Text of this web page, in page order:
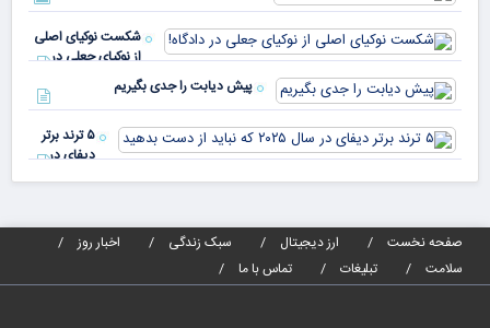
شکست نوکیای اصلی
از نوکیای جعلی در
دادگاه!
پیش دیابت را جدی بگیریم
۵ ترند برتر
دیفای در
صفحه نخست
ارز دیجیتال سبک زندگی
اخبار روز
سلامت
تبلیغات تماس با ما